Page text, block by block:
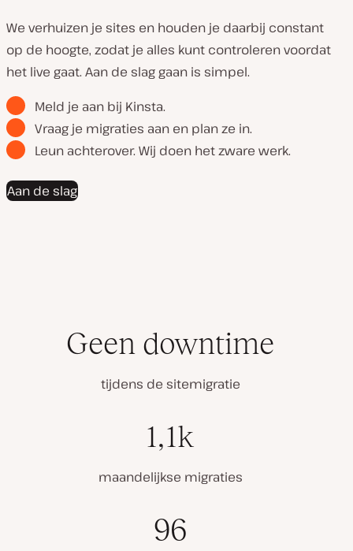
afspelen
We verhuizen je sites en houden je daarbij constant
op de hoogte, zodat je alles kunt controleren voordat
het live gaat. Aan de slag gaan is simpel.
Meld je aan bij Kinsta.
Vraag je migraties aan en plan ze in.
Leun achterover. Wij doen het zware werk.
Aan de slag
Geen downtime
tijdens de sitemigratie
1,1k
maandelijkse migraties
96